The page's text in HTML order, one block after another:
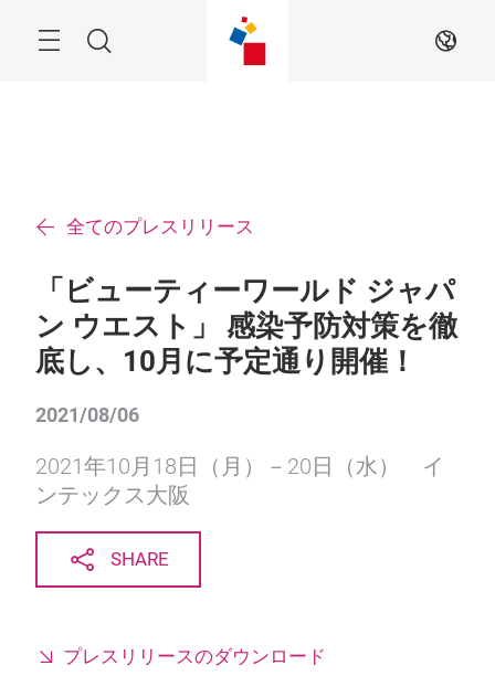
JA
全てのプレスリリース
「ビューティーワールド ジャパ
ン ウエスト」 感染予防対策を徹
底し、10月に予定通り開催！
2021/08/06
2021年10月18日（月）－20日（水） イ
ンテックス大阪
SHARE
プレスリリースのダウンロード